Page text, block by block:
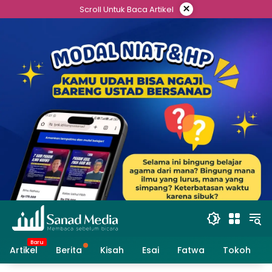
to
Scroll Untuk Baca Artikel ×
Artikel Berita Kisah Esai Fatwa Tokoh